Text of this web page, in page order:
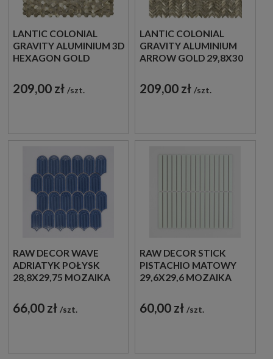
LANTIC COLONIAL
GRAVITY ALUMINIUM 3D
HEXAGON GOLD
MOZAIKA METALOWA
SZCZOTKOWANA
209,00 zł szt.
LANTIC COLONIAL
GRAVITY ALUMINIUM
ARROW GOLD 29,8X30
DEKORACYJNA
ŚCIENNA
209,00 zł szt.
RAW DECOR WAVE
ADRIATYK POŁYSK
28,8X29,75 MOZAIKA
66,00 zł szt.
RAW DECOR STICK
PISTACHIO MATOWY
29,6X29,6 MOZAIKA
60,00 zł szt.